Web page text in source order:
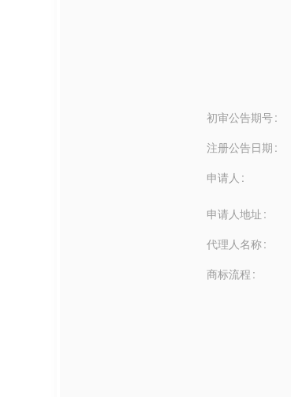
初审公告期号
注册公告日期
申请人
申请人地址
代理人名称
商标流程